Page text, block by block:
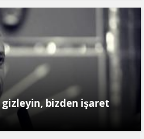
bizden işaret